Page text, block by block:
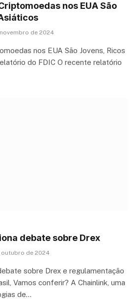
nos EUA São
de 2024
nos EUA São Jovens, Ricos
do FDIC O recente relatório
debate sobre Drex
outubro de 2024
sobre Drex e regulamentação
Vamos conferir? A Chainlink, uma
de…